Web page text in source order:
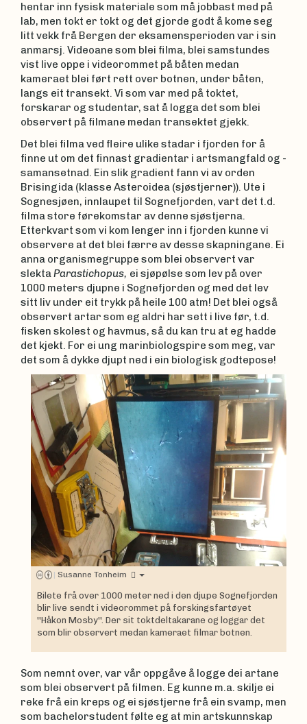
hentar inn fysisk materiale som må jobbast med på
lab, men tokt er tokt og det gjorde godt å kome seg
litt vekk frå Bergen der eksamensperioden var i sin
anmarsj. Videoane som blei filma, blei samstundes
vist live oppe i videorommet på båten medan
kameraet blei ført rett over botnen, under båten,
langs eit transekt. Vi som var med på toktet,
forskarar og studentar, sat å logga det som blei
observert på filmane medan transektet gjekk.
Det blei filma ved fleire ulike stadar i fjorden for å
finne ut om det finnast gradientar i artsmangfald og -
samansetnad. Ein slik gradient fann vi av orden
Brisingida (klasse Asteroidea (sjøstjerner)). Ute i
Sognesjøen, innlaupet til Sognefjorden, vart det t.d.
filma store førekomstar av denne sjøstjerna.
Etterkvart som vi kom lenger inn i fjorden kunne vi
observere at det blei færre av desse skapningane. Ei
anna organismegruppe som blei observert var
slekta Parastichopus, ei sjøpølse som lev på over
1000 meters djupne i Sognefjorden og med det lev
sitt liv under eit trykk på heile 100 atm! Det blei også
observert artar som eg aldri har sett i live før, t.d.
fisken skolest og havmus, så du kan tru at eg hadde
det kjekt. For ei ung marinbiologspire som meg, var
det som å dykke djupt ned i ein biologisk godtepose!
| Susanne Tonheim
Bilete frå over 1000 meter ned i den djupe Sognefjorden
blir live sendt i videorommet på forskingsfartøyet
''Håkon Mosby''. Der sit toktdeltakarane og loggar det
som blir observert medan kameraet filmar botnen.
Som nemnt over, var vår oppgåve å logge dei artane
som blei observert på filmen. Eg kunne m.a. skilje ei
reke frå ein kreps og ei sjøstjerne frå ein svamp, men
som bachelorstudent følte eg at min artskunnskap